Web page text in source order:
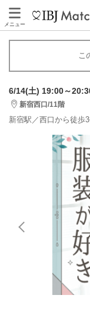
メニュー
こ
6/14(土) 19:00～
新宿西口/11階
新宿駅／西口から徒歩